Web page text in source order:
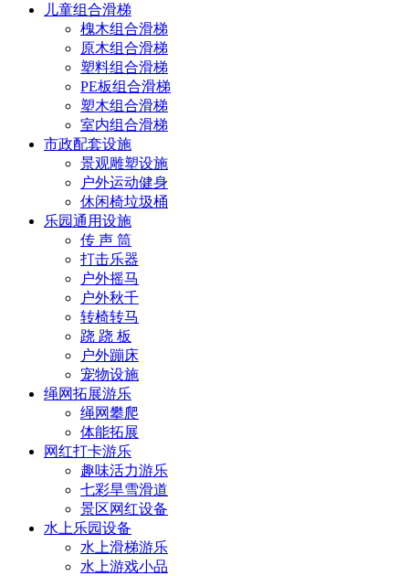
儿童组合滑梯
槐木组合滑梯
原木组合滑梯
塑料组合滑梯
PE板组合滑梯
塑木组合滑梯
室内组合滑梯
市政配套设施
景观雕塑设施
户外运动健身
休闲椅垃圾桶
乐园通用设施
传 声 筒
打击乐器
户外摇马
户外秋千
转椅转马
跷 跷 板
户外蹦床
宠物设施
绳网拓展游乐
绳网攀爬
体能拓展
网红打卡游乐
趣味活力游乐
七彩旱雪滑道
景区网红设备
水上乐园设备
水上滑梯游乐
水上游戏小品